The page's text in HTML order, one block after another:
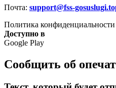
Почта: support@fss-
Политика конфиденциальности
Доступно в
Google Play
Сообщить об